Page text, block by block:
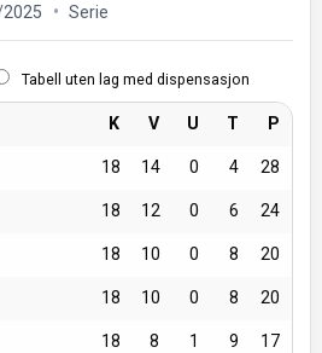
Serie
Tabell uten lag med dispensasjon
K V U T P
18 14 0 4 28
18 12 0 6 24
18 10 0 8 20
18 10 0 8 20
18 8 1 9 17